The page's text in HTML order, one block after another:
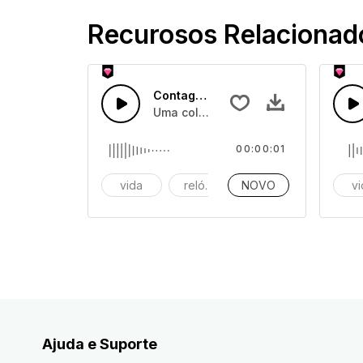
Recurosos
Contagem Decrescente 39
Uma coleção de contagens
vida relógio Alarme
00:00:01
NOVO
Ajuda e Suporte